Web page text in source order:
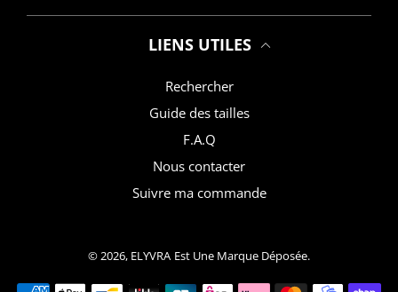
LIENS UTILES
Rechercher
Guide des tailles
F.A.Q
Nous contacter
Suivre ma commande
© 2026, ELYVRA Est Une Marque Déposée.
Moyens de paiement